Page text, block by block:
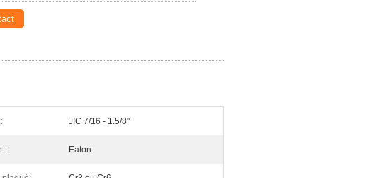
JIC 7/16 - 1.5/8"
:: Eaton